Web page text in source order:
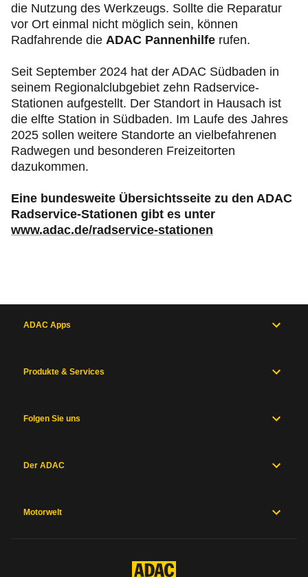
die Nutzung des Werkzeugs. Sollte die Reparatur
vor Ort einmal nicht möglich sein, können
Radfahrende die ADAC Pannenhilfe rufen.
Seit September 2024 hat der ADAC Südbaden in
seinem Regionalclubgebiet zehn Radservice-
Stationen aufgestellt. Der Standort in Hausach ist
die elfte Station in Südbaden. Im Laufe des Jahres
2025 sollen weitere Standorte an vielbefahrenen
Radwegen und besonderen Freizeitorten
dazukommen.
Eine bundesweite Übersichtsseite zu den ADAC
Radservice-Stationen gibt es unter
www.adac.de/radservice-stationen
ADAC Apps
Produkte & Services
Folgen Sie uns
Der ADAC
Motorwelt